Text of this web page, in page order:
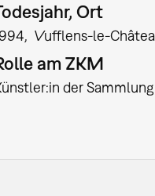
Ort
Vufflens-le-
am ZKM
der Sammlung